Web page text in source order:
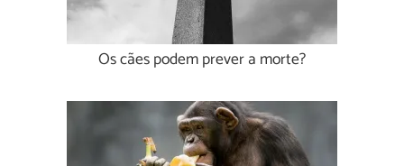
Os cães podem prever a morte?